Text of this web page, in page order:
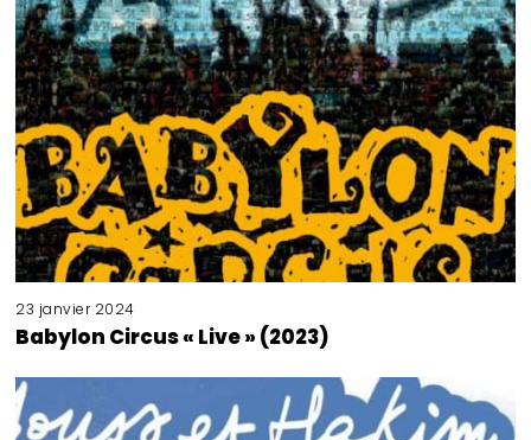
23 janvier 2024
Babylon Circus « Live » (2023)